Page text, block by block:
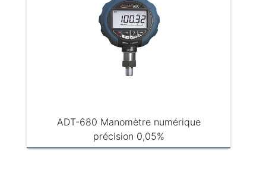
ADT-680 Manomètre numérique
précision 0,05%